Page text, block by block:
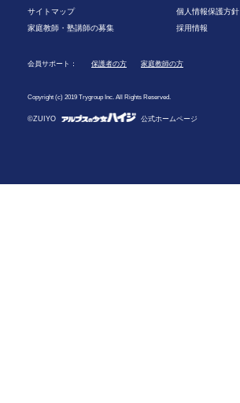
サイトマップ
個人情報保護方針
家庭教師・塾講師の募集
採用情報
会員サポート： 保護者の方 家庭教師の方
Copyright (c) 2019 Trygroup Inc. All Rights Reserved.
©ZUIYO 公式ホームページ